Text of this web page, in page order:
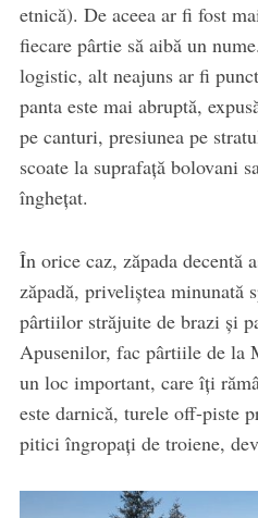
etnică). De aceea ar fi fost
fiecare pârtie să aibă un
logistic, alt neajuns ar fi
panta este mai abruptă,
pe canturi, presiunea pe
scoate la suprafață bolovani
înghețat.
În orice caz, zăpada decentă
zăpadă, priveliștea minunată
pârtiilor străjuite de brazi și
Apusenilor, fac pârtiile de la
un loc important, care îți
este darnică, turele off-piste
pitici îngropați de troiene,